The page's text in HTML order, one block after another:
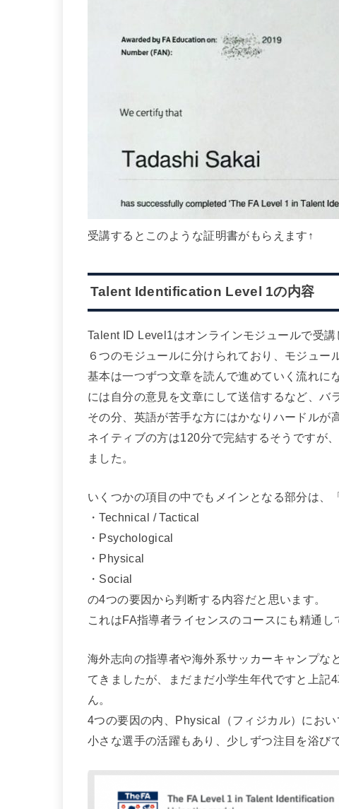
受講するとこのような証明書がもらえます↑
Talent Identification Level 1の内容
Talent ID Level1はオンラインモジュールで受講
６つのモジュールに分けられており、モジュー
基本は一つずつ文章を読んで進めていく流れに
には自分の意見を文章にして送信するなど、バ
その分、英語が苦手な方にはかなりハードルが
ネイティブの方は120分で完結するそうですが
ました。
いくつかの項目の中でもメインとなる部分は
・Technical / Tactical
・Psychological
・Physical
・Social
の4つの要因から判断する内容だと思います。
これはFA指導者ライセンスのコースにも精通し
海外志向の指導者や海外系サッカーキャンプな
てきましたが、まだまだ小学生年代ですと上
ん。
4つの要因の内、Physical（フィジカル）にお
小さな選手の活躍もあり、少しずつ注目を浴び